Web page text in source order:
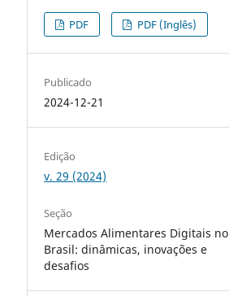
PDF PDF (Inglês)
Publicado
2024-12-21
Edição
v. 29 (2024)
Seção
Mercados Alimentares Digitais no
Brasil: dinâmicas, inovações e
desafios